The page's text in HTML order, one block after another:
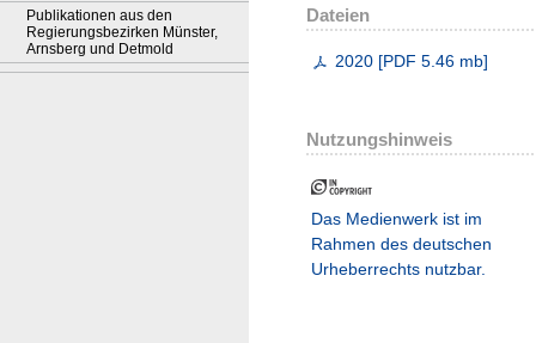
Publikationen aus den
Regierungsbezirken Münster,
Arnsberg und Detmold
Dateien
2020 [PDF 5.46 mb]
Nutzungshinweis
Das Medienwerk ist im
Rahmen des deutschen
Urheberrechts nutzbar.